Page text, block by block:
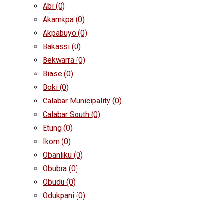
Abi (0)
Akamkpa (0)
Akpabuyo (0)
Bakassi (0)
Bekwarra (0)
Biase (0)
Boki (0)
Calabar Municipality (0)
Calabar South (0)
Etung (0)
Ikom (0)
Obanliku (0)
Obubra (0)
Obudu (0)
Odukpani (0)